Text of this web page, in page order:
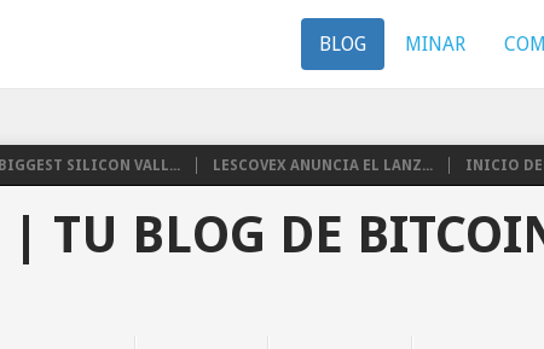
BLOG MINAR
SILICON VALL... LESCOVEX ANUNCIA EL LANZ... INICIO
TU BLOG DE